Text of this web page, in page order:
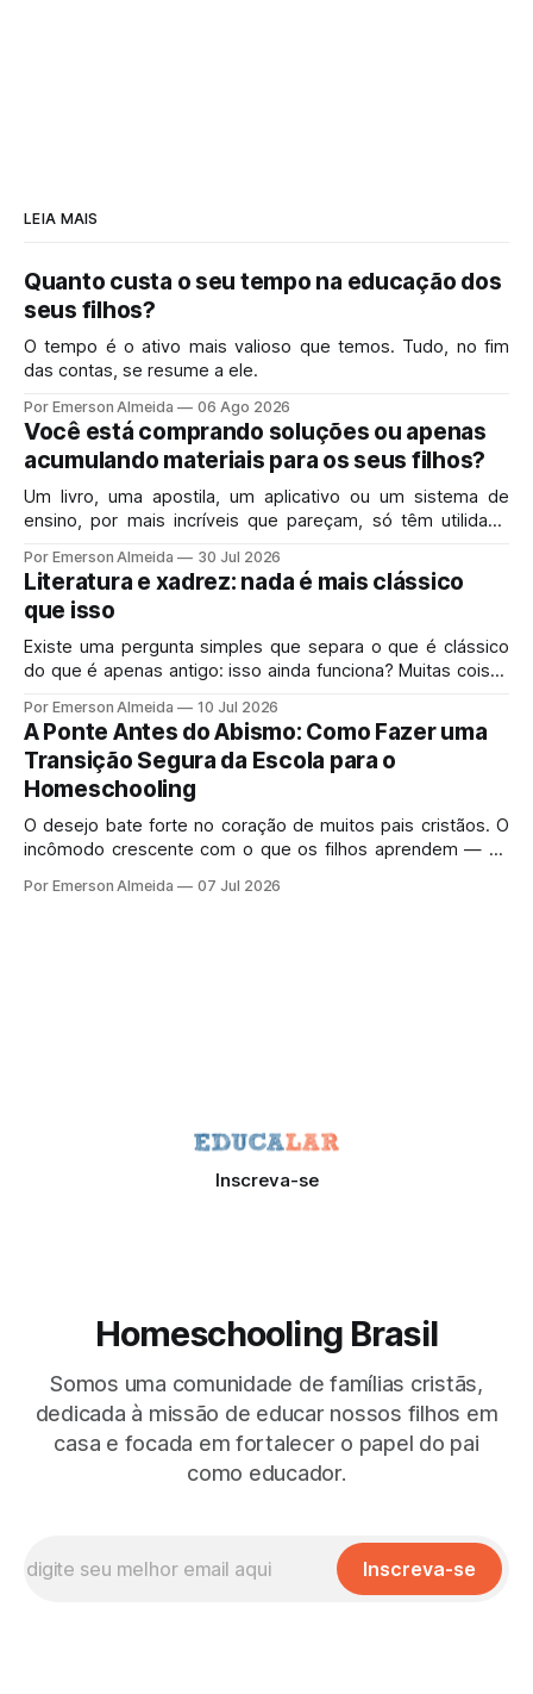
LEIA MAIS
Quanto custa o seu tempo na educação dos
seus filhos?
O tempo é o ativo mais valioso que temos. Tudo, no fim
das contas, se resume a ele.
Por Emerson Almeida 06 Ago 2026
Você está comprando soluções ou apenas
acumulando materiais para os seus filhos?
Um livro, uma apostila, um aplicativo ou um sistema de
ensino, por mais incríveis que pareçam, só têm utilidade
hoje em casa.
Por Emerson Almeida 30 Jul 2026
Literatura e xadrez: nada é mais clássico
que isso
Existe uma pergunta simples que separa o que é clássico
do que é apenas antigo: isso ainda funciona? Muitas coisas
Por Emerson Almeida 10 Jul 2026
A Ponte Antes do Abismo: Como Fazer uma
Transição Segura da Escola para o
Homeschooling
O desejo bate forte no coração de muitos pais cristãos. O
incômodo crescente com o que os filhos aprendem — ou
gera uma pressa perfeitamente legítima.
Por Emerson Almeida 07 Jul 2026
Inscreva-se
Homeschooling Brasil
Somos uma comunidade de famílias cristãs,
dedicada à missão de educar nossos filhos em
casa e focada em fortalecer o papel do pai
como educador.
Inscreva-se